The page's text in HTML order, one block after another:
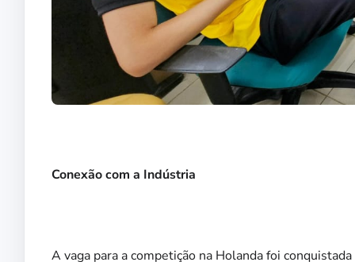
Conexão com a Indústria
A vaga para a competição na Holanda foi